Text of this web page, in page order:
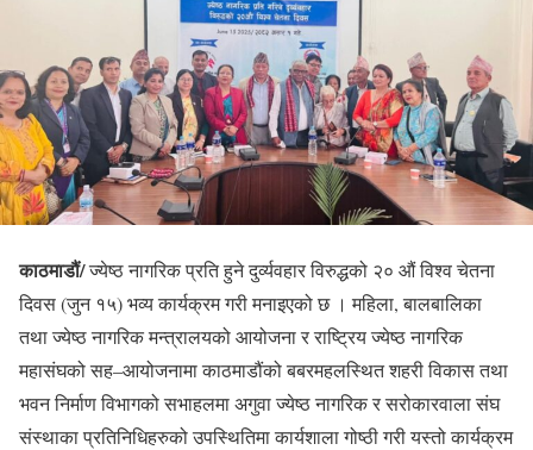
काठमाडौं/ज्येष्ठ नागरिक प्रति हुने दुर्व्यवहार विरुद्धको २० औं विश्व चेतना
दिवस (जुन १५) भव्य कार्यक्रम गरी मनाइएको छ । महिला, बालबालिका
तथा ज्येष्ठ नागरिक मन्त्रालयको आयोजना र राष्ट्रिय ज्येष्ठ नागरिक
महासंघको सह–आयोजनामा काठमाडौंको बबरमहलस्थित शहरी विकास तथा
भवन निर्माण विभागको सभाहलमा अगुवा ज्येष्ठ नागरिक र सरोकारवाला संघ
संस्थाका प्रतिनिधिहरुको उपस्थितिमा कार्यशाला गोष्ठी गरी यस्तो कार्यक्रम